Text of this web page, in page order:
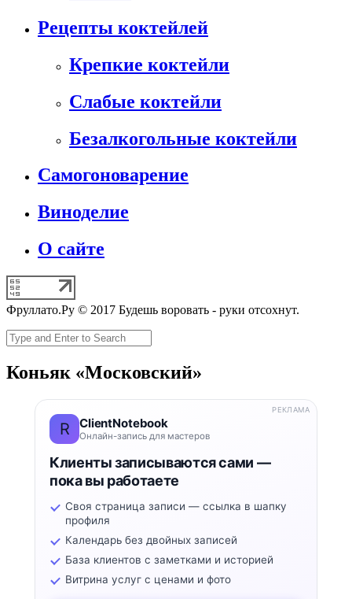
Рецепты коктейлей
Крепкие коктейли
Слабые коктейли
Безалкогольные коктейли
Самогоноварение
Виноделие
О сайте
Фруллато.Ру © 2017 Будешь воровать - руки отсохнут.
Коньяк «Московский»
R ClientNotebook
Онлайн-запись для мастеров
Клиенты записываются сами —
пока вы работаете
Своя страница записи — ссылка в шапку
профиля
Календарь без двойных записей
База клиентов с заметками и историей
Витрина услуг с ценами и фото
РЕКЛАМА